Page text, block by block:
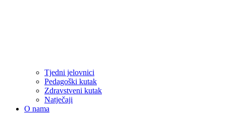
Tjedni jelovnici
Pedagoški kutak
Zdravstveni kutak
Natječaji
O nama